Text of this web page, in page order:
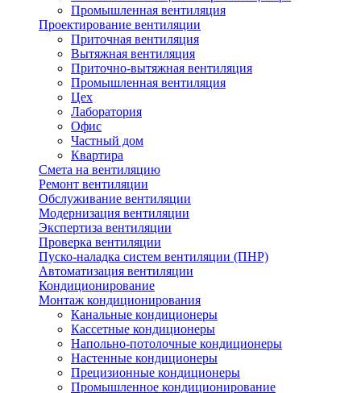
Промышленная вентиляция
Проектирование вентиляции
Приточная вентиляция
Вытяжная вентиляция
Приточно-вытяжная вентиляция
Промышленная вентиляция
Цех
Лаборатория
Офис
Частный дом
Квартира
Смета на вентиляцию
Ремонт вентиляции
Обслуживание вентиляции
Модернизация вентиляции
Экспертиза вентиляции
Проверка вентиляции
Пуско-наладка систем вентиляции (ПНР)
Автоматизация вентиляции
Кондиционирование
Монтаж кондиционирования
Канальные кондиционеры
Кассетные кондиционеры
Напольно-потолочные кондиционеры
Настенные кондиционеры
Прецизионные кондиционеры
Промышленное кондиционирование